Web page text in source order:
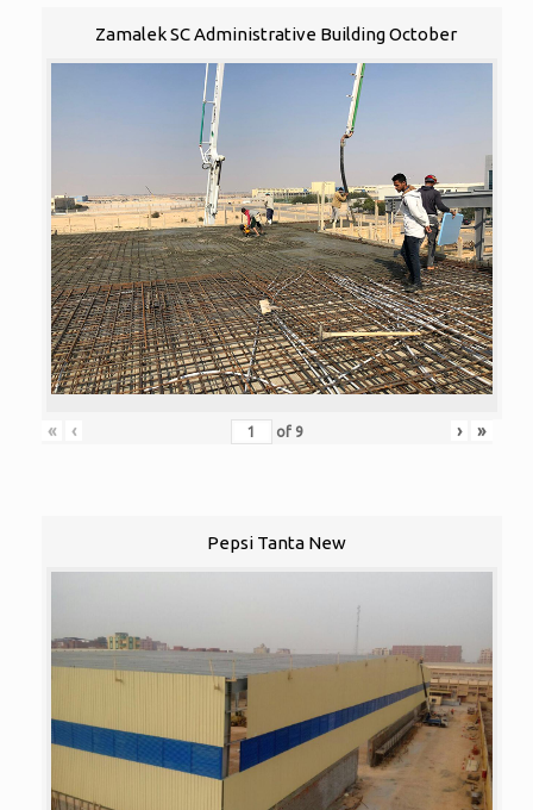
Zamalek SC Administrative Building October
« ‹ of 9 › »
Pepsi Tanta New